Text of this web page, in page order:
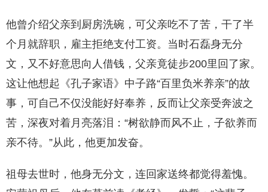
他曾介绍父亲到厨房洗碗，可父亲吃不了苦，干了半
个月就辞职，雇主拒绝支付工资。当时石磊身无分
文，又不好意思向人借钱，父亲竟徒步200里回了家。
这让他想起《孔子家语》中子路“百里负米养亲”的故
事，可自己不仅没能好好奉养，反而让父亲受奔波之
苦，深夜对着月亮落泪：“树欲静而风不止，子欲养而
亲不待。”从此，他更加发奋。
祖母去世时，他身无分文，连回家送终都觉得羞愧。